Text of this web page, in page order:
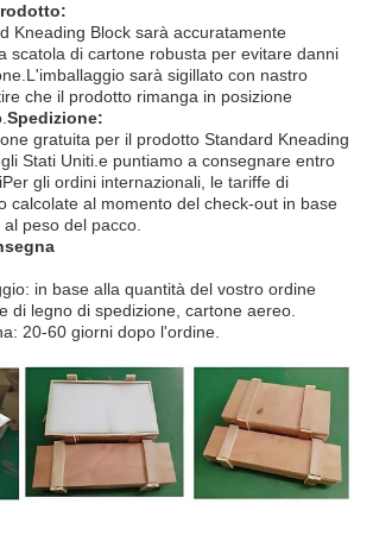
Kneading Block sarà accuratamente
scatola di cartone robusta per evitare danni
sarà sigillato con nastro
che il prodotto rimanga in posizione
Spedizione:
gratuita per il prodotto Standard Kneading
Stati Uniti.e puntiamo a consegnare entro
gli ordini internazionali, le tariffe di
calcolate al momento del check-out in base
peso del pacco.
in base alla quantità del vostro ordine
di legno di spedizione, cartone aereo.
20-60 giorni dopo l'ordine.